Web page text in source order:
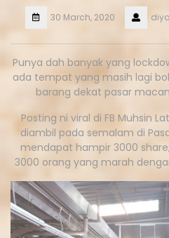
30 March, 2020
Punya dah banyak yang
ada tempat yang masih lagi
barang dekat pasar
Posting ni viral di FB Muhsin
diambil pada semalam di
mendapat hampir 3000
3000 orang yang marah